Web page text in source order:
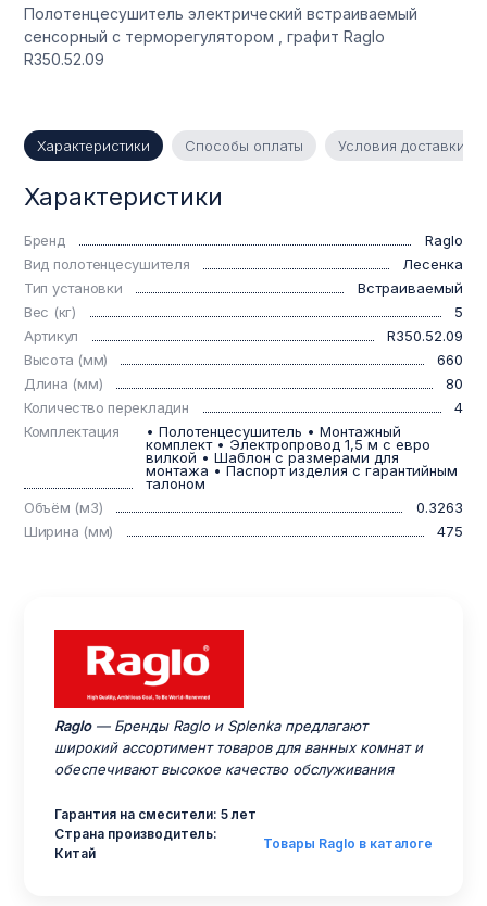
Полотенцесушитель электрический встраиваемый
сенсорный с терморегулятором , графит Raglo
R350.52.09
Характеристики Способы оплаты Условия доставки
Характеристики
Бренд
Raglo
Вид полотенцесушителя
Лесенка
Тип установки
Встраиваемый
Вес (кг)
5
Артикул
R350.52.09
Высота (мм)
660
Длина (мм)
80
Количество перекладин
4
Комплектация
• Полотенцесушитель • Монтажный
комплект • Электропровод 1,5 м с евро
вилкой • Шаблон с размерами для
монтажа • Паспорт изделия с гарантийным
талоном
Объём (м3)
0.3263
Ширина (мм)
475
Raglo— Бренды Raglo и Splenka предлагают
широкий ассортимент товаров для ванных комнат и
обеспечивают высокое качество обслуживания
Гарантия на смесители: 5 лет
Страна производитель:
Китай
Товары Raglo в каталоге